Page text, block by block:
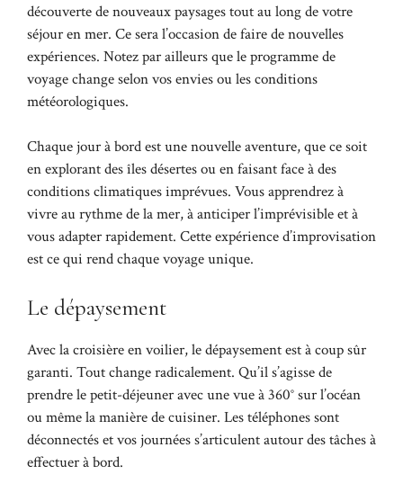
découverte de nouveaux paysages tout au long de votre
séjour en mer. Ce sera l’occasion de faire de nouvelles
expériences. Notez par ailleurs que le programme de
voyage change selon vos envies ou les conditions
météorologiques.
Chaque jour à bord est une nouvelle aventure, que ce soit
en explorant des îles désertes ou en faisant face à des
conditions climatiques imprévues. Vous apprendrez à
vivre au rythme de la mer, à anticiper l’imprévisible et à
vous adapter rapidement. Cette expérience d’improvisation
est ce qui rend chaque voyage unique.
Le dépaysement
Avec la croisière en voilier, le dépaysement est à coup sûr
garanti. Tout change radicalement. Qu’il s’agisse de
prendre le petit-déjeuner avec une vue à 360° sur l’océan
ou même la manière de cuisiner. Les téléphones sont
déconnectés et vos journées s’articulent autour des tâches à
effectuer à bord.